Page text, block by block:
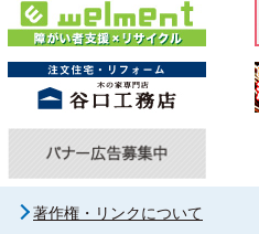
著作権・リンクについて